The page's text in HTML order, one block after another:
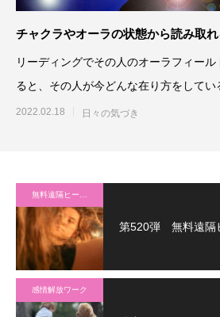
チャクラやオーラの状態から読み取
リーディングでその人のオーラフィー
ると、その人が今どんな在り方をしてい
よくわかるというお話を以
2022.02.18 日々の気づき
第520弾 無料遠隔
感情解放ワーク